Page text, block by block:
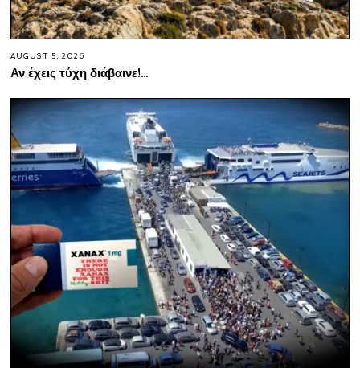
AUGUST 5, 2026
Αν έχεις τύχη διάβαινε!…